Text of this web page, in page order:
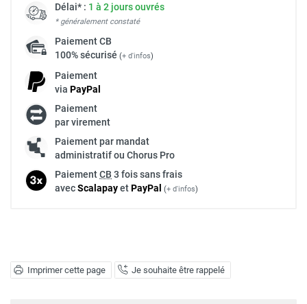
Imprimer cette page Je souhaite être rappelé
Délai* : 1 à 2 jours ouvrés
* généralement constaté
PaiementCB
100% sécurisé (+ d'infos)
Paiement
via PayPal
Paiement
par virement
Paiement par mandat
administratif ou Chorus Pro
PaiementCB 3 fois sans frais
avecScalapayetPayPal (+ d'infos)